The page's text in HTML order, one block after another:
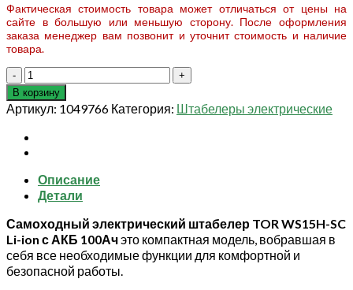
Фактическая стоимость товара может отличаться от цены на
сайте в большую или меньшую сторону. После оформления
заказа менеджер вам позвонит и уточнит стоимость и наличие
товара.
Количество
товара
Штабелер
самоходный
1,5
т
м
TOR
2500SC
Li-
ion
24/100
В корзину
Артикул: 1049766 Категория: Штабелеры электрические
Описание
Детали
Самоходный электрический штабелер TOR WS15H-SC
Li-ion с АКБ 100Ачэто компактная модель, вобравшая в
себя все необходимые функции для комфортной и
безопасной работы.